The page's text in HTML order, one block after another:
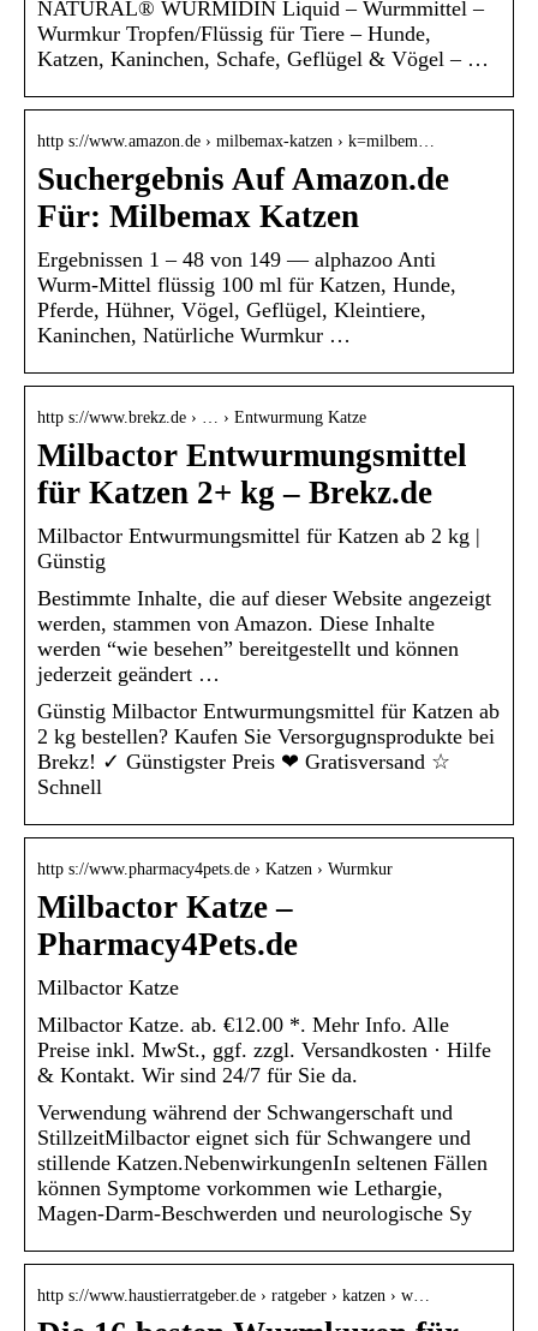
NATURAL® WURMIDIN Liquid – Wurmmittel –
Wurmkur Tropfen/Flüssig für Tiere – Hunde,
Katzen, Kaninchen, Schafe, Geflügel & Vögel – …
http s://www.amazon.de › milbemax-katzen › k=milbem…
Suchergebnis Auf Amazon.de
Für: Milbemax Katzen
Ergebnissen 1 – 48 von 149 — alphazoo Anti
Wurm-Mittel flüssig 100 ml für Katzen, Hunde,
Pferde, Hühner, Vögel, Geflügel, Kleintiere,
Kaninchen, Natürliche Wurmkur …
http s://www.brekz.de › … › Entwurmung Katze
Milbactor Entwurmungsmittel
für Katzen 2+ kg – Brekz.de
Milbactor Entwurmungsmittel für Katzen ab 2 kg |
Günstig
Bestimmte Inhalte, die auf dieser Website angezeigt
werden, stammen von Amazon. Diese Inhalte
werden “wie besehen” bereitgestellt und können
jederzeit geändert …
Günstig Milbactor Entwurmungsmittel für Katzen ab
2 kg bestellen? Kaufen Sie Versorgugnsprodukte bei
Brekz! ✓ Günstigster Preis ❤ Gratisversand ☆
Schnell
http s://www.pharmacy4pets.de › Katzen › Wurmkur
Milbactor Katze –
Pharmacy4Pets.de
Milbactor Katze
Milbactor Katze. ab. €12.00 *. Mehr Info. Alle
Preise inkl. MwSt., ggf. zzgl. Versandkosten · Hilfe
& Kontakt. Wir sind 24/7 für Sie da.
Verwendung während der Schwangerschaft und
StillzeitMilbactor eignet sich für Schwangere und
stillende Katzen.NebenwirkungenIn seltenen Fällen
können Symptome vorkommen wie Lethargie,
Magen-Darm-Beschwerden und neurologische Sy
http s://www.haustierratgeber.de › ratgeber › katzen › w…